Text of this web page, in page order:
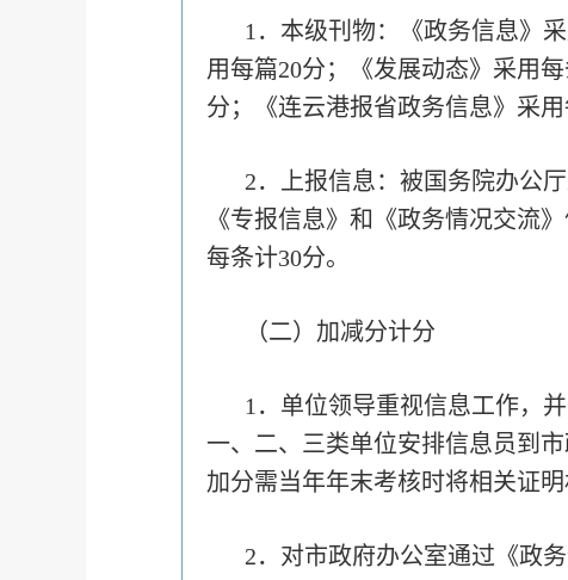
1．本级刊物：《政务信息》
用每篇20分；《发展动态》采用
分；《连云港报省政务信息》采用
2．上报信息：被国务院办公
《专报信息》和《政务情况交流
每条计30分。
（二）加减分计分
1．单位领导重视信息工作，
一、二、三类单位安排信息员到
加分需当年年末考核时将相关证明
2．对市政府办公室通过《政